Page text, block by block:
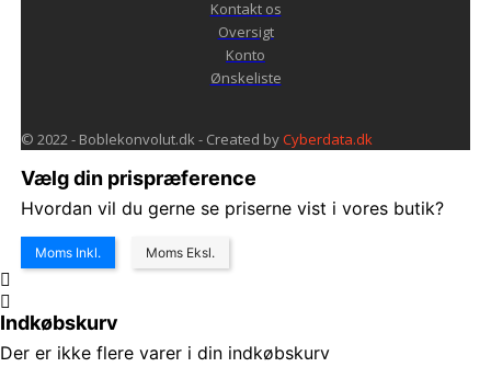
Kontakt os
Oversigt
Konto
Ønskeliste
© 2022 - Boblekonvolut.dk - Created byCyberdata.dk
Vælg din prispræference
Hvordan vil du gerne se priserne vist i vores butik?
Moms Inkl. Moms Eksl.
Indkøbskurv
Der er ikke flere varer i din indkøbskurv